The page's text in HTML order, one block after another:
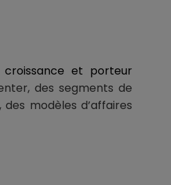
et porteur
des segments de
modèles d’affaires